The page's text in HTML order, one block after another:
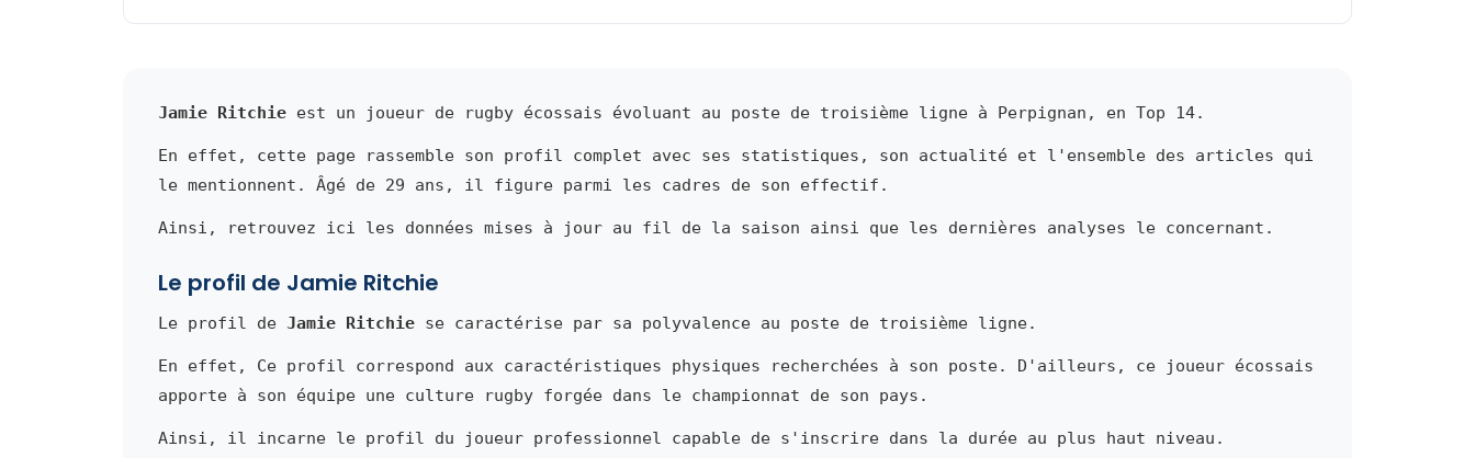
Jamie Ritchie est un joueur de rugby écossais évoluant au poste de troisième ligne à Perpignan, en Top 14.
En effet, cette page rassemble son profil complet avec ses statistiques, son actualité et l'ensemble des articles qui
le mentionnent. Âgé de 29 ans, il figure parmi les cadres de son effectif.
Ainsi, retrouvez ici les données mises à jour au fil de la saison ainsi que les dernières analyses le concernant.
Le profil de Jamie Ritchie
Le profil de Jamie Ritchie se caractérise par sa polyvalence au poste de troisième ligne.
En effet, Ce profil correspond aux caractéristiques physiques recherchées à son poste. D'ailleurs, ce joueur écossais
apporte à son équipe une culture rugby forgée dans le championnat de son pays.
Ainsi, il incarne le profil du joueur professionnel capable de s'inscrire dans la durée au plus haut niveau.